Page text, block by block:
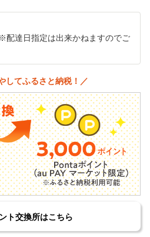
達日指定は出来かねますのでご
してふるさと納税！／
ト交換所はこちら